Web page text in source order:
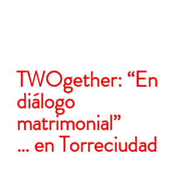
TWOgether: “En
diálogo
matrimonial”
… en Torreciudad